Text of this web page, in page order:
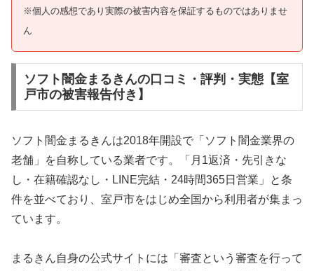
※個人の感想であり実際の被害内容を保証するものではありませ
ん
ソフト闇金まるきんの口コミ・評判・実態【室
戸市の被害報告付き】
ソフト闇金まるきんは2018年開設で「ソフト闇金業界の
老舗」を自称している業者です。「月1返済・先引きな
し・在籍確認なし・LINE完結・24時間365日営業」と条
件を並べており、室戸市をはじめ全国から利用者が集まっ
ています。
まるきん自身の公式サイトには「審査という審査を行って